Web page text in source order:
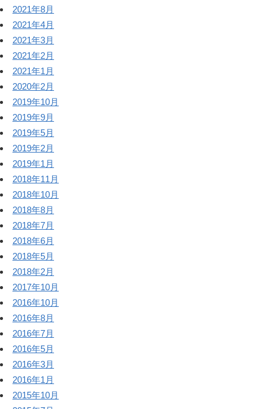
2021年8月
2021年4月
2021年3月
2021年2月
2021年1月
2020年2月
2019年10月
2019年9月
2019年5月
2019年2月
2019年1月
2018年11月
2018年10月
2018年8月
2018年7月
2018年6月
2018年5月
2018年2月
2017年10月
2016年10月
2016年8月
2016年7月
2016年5月
2016年3月
2016年1月
2015年10月